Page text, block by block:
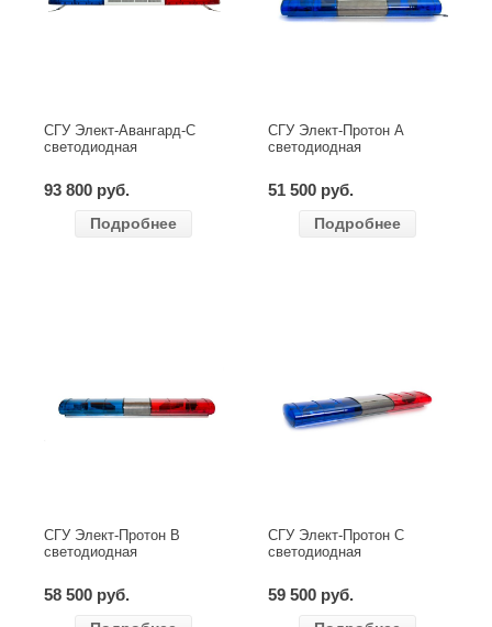
СГУ Элект-Авангард-С
светодиодная
93 800 руб.
Подробнее
СГУ Элект-Протон А
светодиодная
51 500 руб.
Подробнее
СГУ Элект-Протон В
светодиодная
58 500 руб.
СГУ Элект-Протон С
светодиодная
59 500 руб.